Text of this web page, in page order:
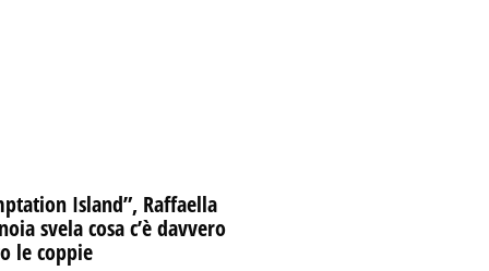
Island”, Raffaella
svela cosa c’è davvero
le coppie